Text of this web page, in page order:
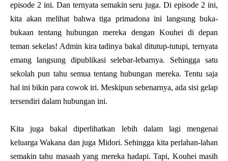
episode 2 ini. Dan ternyata semakin seru juga. Di episode 2 ini,
kita akan melihat bahwa tiga primadona ini langsung buka-
bukaan tentang hubungan mereka dengan Kouhei di depan
teman sekelas! Admin kira tadinya bakal ditutup-tutupi, ternyata
emang langsung dipublikasi selebar-lebarnya. Sehingga satu
sekolah pun tahu semua tentang hubungan mereka. Tentu saja
hal ini bikin para cowok iri. Meskipun sebenarnya, ada sisi gelap
tersendiri dalam hubungan ini.
Kita juga bakal diperlihatkan lebih dalam lagi mengenai
keluarga Wakana dan juga Midori. Sehingga kita perlahan-lahan
semakin tahu masaah yang mereka hadapi. Tapi, Kouhei masih